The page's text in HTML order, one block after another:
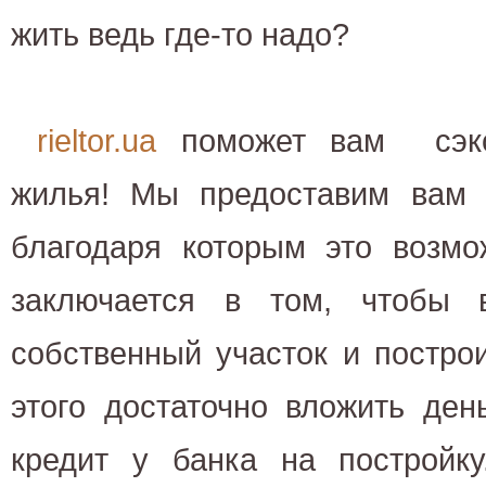
жить ведь где-то надо?
rieltor.ua поможет вам
жилья! Мы предоставим вам
благодаря которым это
заключается в том, чтобы
собственный участок и
этого достаточно вложить
кредит у банка на